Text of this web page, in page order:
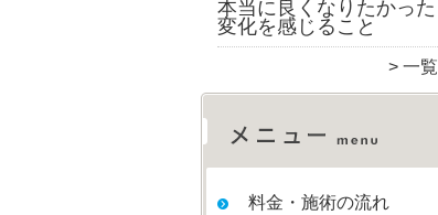
本当に良くなりたかった
変化を感じること
一覧
料金・施術の流れ